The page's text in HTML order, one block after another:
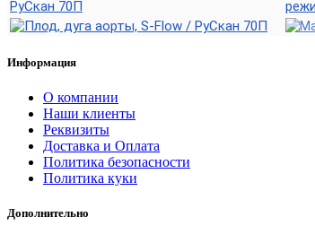
Информация
О компании
Наши клиенты
Реквизиты
Доставка и Оплата
Политика безопасности
Политика куки
Дополнительно